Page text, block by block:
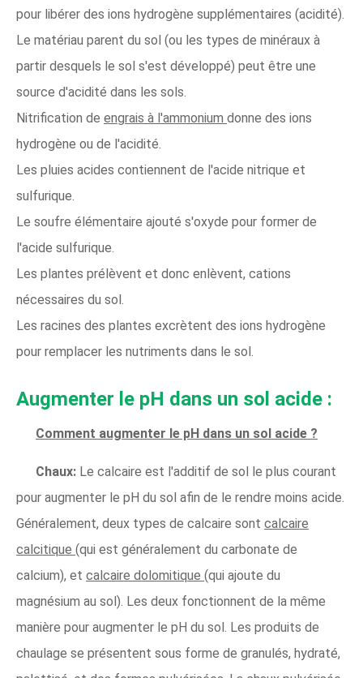
pour libérer des ions hydrogène supplémentaires (acidité).
Le matériau parent du sol (ou les types de minéraux à
partir desquels le sol s'est développé) peut être une
source d'acidité dans les sols.
Nitrification de engrais à l'ammonium donne des ions
hydrogène ou de l'acidité.
Les pluies acides contiennent de l'acide nitrique et
sulfurique.
Le soufre élémentaire ajouté s'oxyde pour former de
l'acide sulfurique.
Les plantes prélèvent et donc enlèvent, cations
nécessaires du sol.
Les racines des plantes excrètent des ions hydrogène
pour remplacer les nutriments dans le sol.
Augmenter le pH dans un sol acide :
Comment augmenter le pH dans un sol acide ?
Chaux: Le calcaire est l'additif de sol le plus courant
pour augmenter le pH du sol afin de le rendre moins acide.
Généralement, deux types de calcaire sont calcaire
calcitique (qui est généralement du carbonate de
calcium), et calcaire dolomitique (qui ajoute du
magnésium au sol). Les deux fonctionnent de la même
manière pour augmenter le pH du sol. Les produits de
chaulage se présentent sous forme de granulés, hydraté,